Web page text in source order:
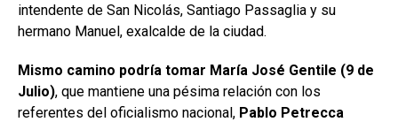
intendente de San Nicolás, Santiago Passaglia y su
hermano Manuel, exalcalde de la ciudad.
Mismo camino podría tomar María José Gentile (9 de
Julio), que mantiene una pésima relación con los
referentes del oficialismo nacional, Pablo Petrecca